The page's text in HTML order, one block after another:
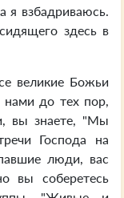
я взбадриваюсь.
здесь в
великие Божьи
нами до тех пор,
вы знаете, "Мы
Господа на
люди, вас
вы соберетесь